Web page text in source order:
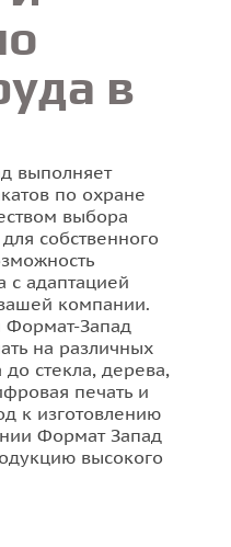
в
выполняет
по охране
выбора
собственного
с адаптацией
компании.
Формат-Запад
на различных
до стекла, дерева,
печать и
к изготовлению
Формат Запад
высокого